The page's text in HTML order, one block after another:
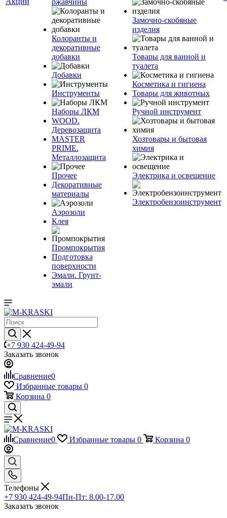
ржавчины
Колоранты и
декоративные
добавки
Добавки
Инструменты
Наборы ЛКМ
WOOD.
Деревозащита
MASTER
PRIME.
Металлозащита
Прочее
Декоративные
материалы
Аэрозоли
Клея
Промпокрытия
Подготовка
поверхности
Эмали. Грунт-
эмали
Замочно-скобяные
изделия
Товары для ванной и
туалета
Косметика и гигиена
Товары для животных
Ручной инструмент
Хозтовары и бытовая
химия
Электрика и освещение
Электробензоинструмент
+7 930 424-49-94
Заказать звонок
Сравнение0
Избранные товары 0
Корзина 0
Сравнение0 Избранные товары 0 Корзина 0
Телефоны
+7 930 424-49-94Пн-Пт: 8.00-17.00
Заказать звонок